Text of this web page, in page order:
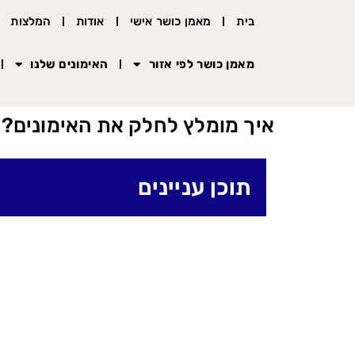
בית מאמן כושר אישי אודות המלצות
מאמן כושר לפי אזור האימונים שלנו
איך מומלץ לחלק את האימונים?
תוכן עניינים